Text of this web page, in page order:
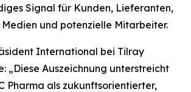
Signal für Kunden, Lieferanten,
und potenzielle Mitarbeiter.
International bei Tilray
„Diese Auszeichnung unterstreicht
Pharma als zukunftsorientierter,